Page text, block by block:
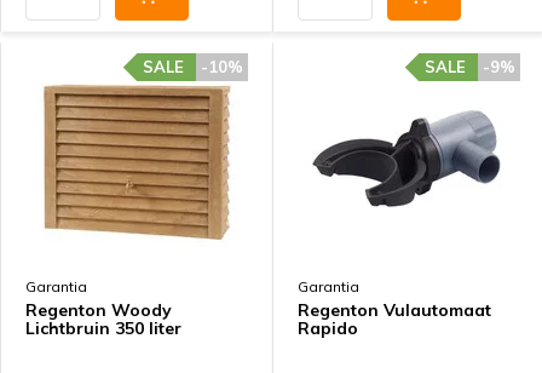
Garantia
Regenton Woody
Lichtbruin 350 liter
-10%
SALE
Garantia
Regenton Vulautomaat
Rapido
-9%
SALE